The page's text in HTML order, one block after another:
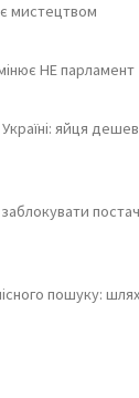
мистецтвом
НЕ парламент
яйця
пошуку: шлях